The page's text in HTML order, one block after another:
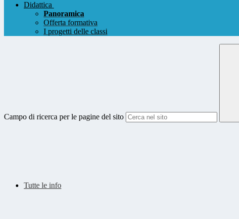
Didattica
Panoramica
Offerta formativa
I progetti delle classi
Campo di ricerca per le pagine del sito
Tutte le info